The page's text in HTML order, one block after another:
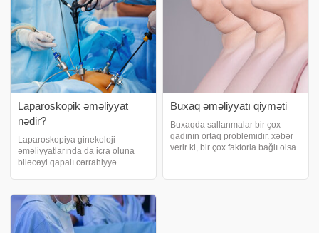
Laparoskopik əməliyyat
nədir?
Laparoskopiya ginekoloji
əməliyyatlarında da icra oluna
biləcəyi qapalı cərrahiyyə
üsulu xəstənin qarnında uzun və
geniş kəsik aparılmadığı üçün
klassik açıq cərrahiyy
Buxaq əməliyyatı qiyməti
Buxaqda sallanmalar bir çox
qadının ortaq problemidir. xəbər
verir ki, bir çox faktorla bağlı olsa
edilə bilir. Buxaq sallanmasinin